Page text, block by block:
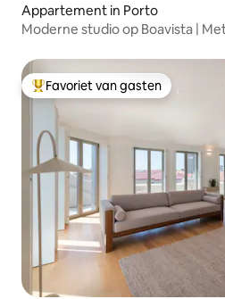
Appartement in Porto
Moderne studio op Boavista |
Topfavoriet van gasten
Favoriet van gasten